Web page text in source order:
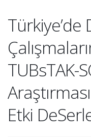
Türkiye’de
TUBsTAK-
Etki